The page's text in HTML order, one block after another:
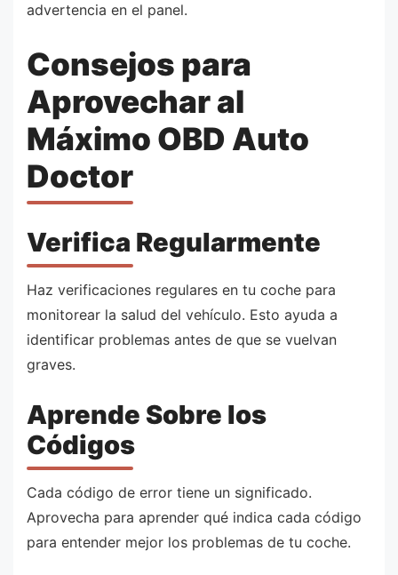
advertencia en el panel.
Consejos para
Aprovechar al
Máximo OBD Auto
Doctor
Verifica Regularmente
Haz verificaciones regulares en tu coche para
monitorear la salud del vehículo. Esto ayuda a
identificar problemas antes de que se vuelvan
graves.
Aprende Sobre los
Códigos
Cada código de error tiene un significado.
Aprovecha para aprender qué indica cada código
para entender mejor los problemas de tu coche.